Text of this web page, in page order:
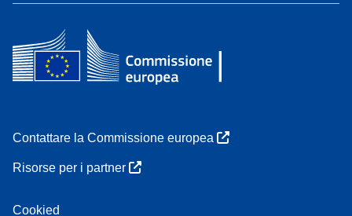
Contattare la Commissione europea
Risorse per i partner
Cookied